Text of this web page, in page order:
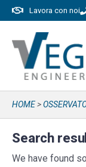
Lavora con noi
HOME>
Search
We have found